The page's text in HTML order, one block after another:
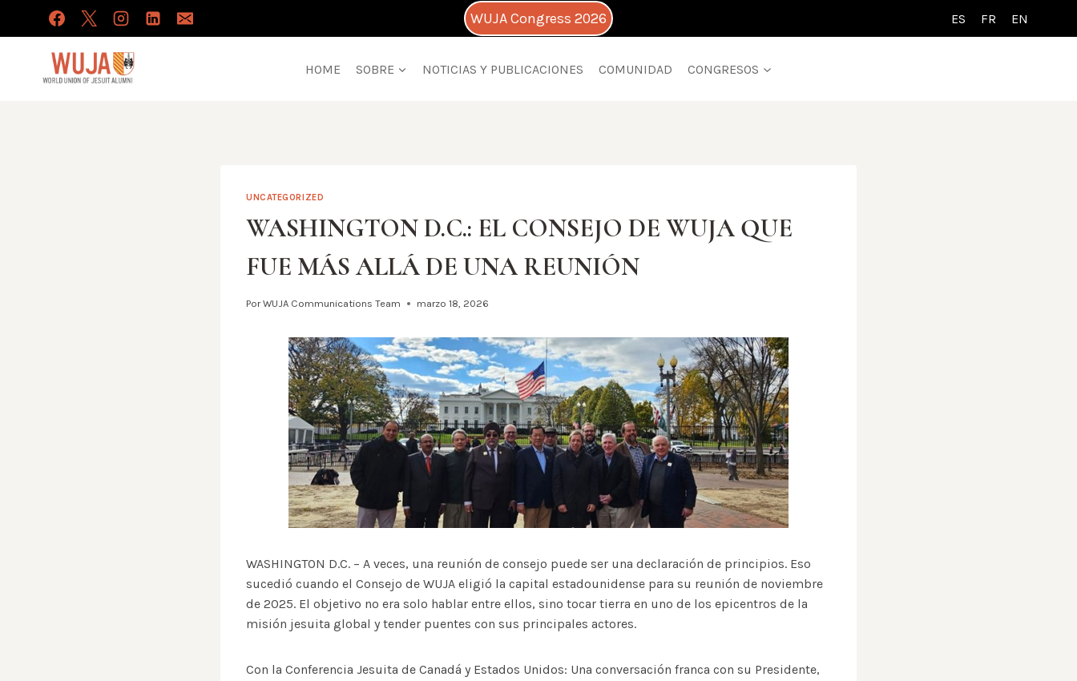
contenido
WUJA Congress 2026 ES FR EN
HOME SOBRE NOTICIAS Y PUBLICACIONES COMUNIDAD CONGRESOS
UNCATEGORIZED
WASHINGTON D.C.: EL CONSEJO DE WUJA QUE
FUE MÁS ALLÁ DE UNA REUNIÓN
Por WUJA Communications Team marzo 18, 2026
WASHINGTON D.C. – A veces, una reunión de consejo puede ser una declaración de principios. Eso
sucedió cuando el Consejo de WUJA eligió la capital estadounidense para su reunión de noviembre
de 2025. El objetivo no era solo hablar entre ellos, sino tocar tierra en uno de los epicentros de la
misión jesuita global y tender puentes con sus principales actores.
Con la Conferencia Jesuita de Canadá y Estados Unidos: Una conversación franca con su Presidente,